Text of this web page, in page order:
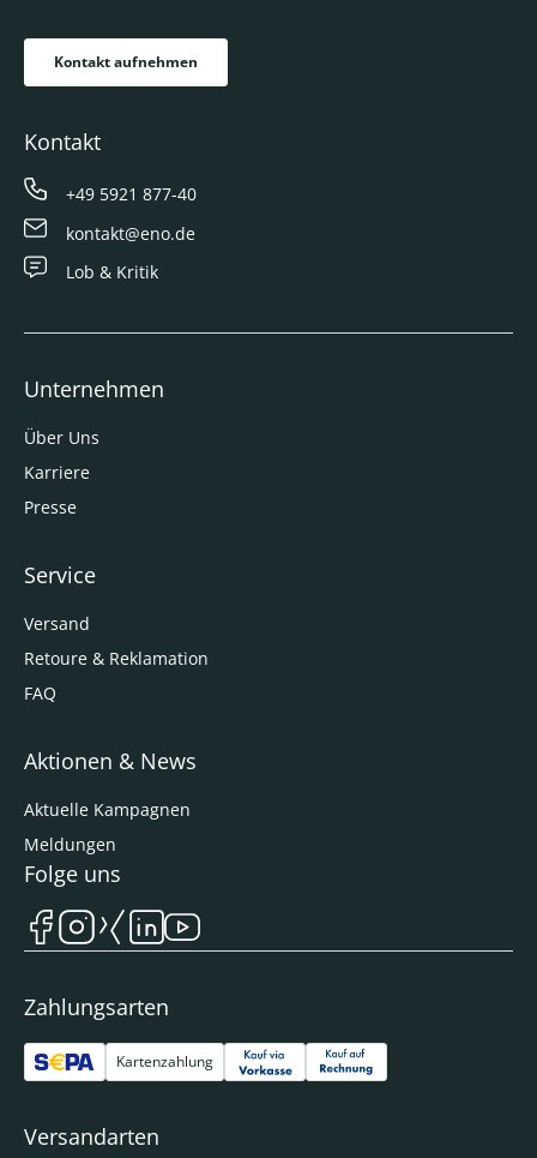
Kontakt aufnehmen
Kontakt
+49 5921 877-40
kontakt@eno.de
Lob & Kritik
Unternehmen
Über Uns
Karriere
Presse
Service
Versand
Retoure & Reklamation
FAQ
Aktionen & News
Aktuelle Kampagnen
Meldungen
Zahlungsarten
Kartenzahlung
Versandarten
Folge uns